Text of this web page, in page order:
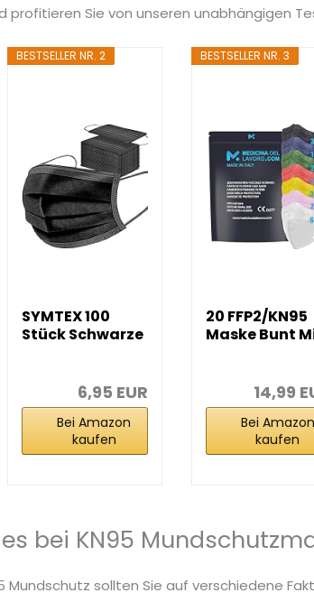
profitieren Sie von unseren unabhängigen
BESTSELLER NR. 2
SYMTEX 100
Stück Schwarze
6,95 EUR
Bei Amazon
kaufen
BESTSELLER NR. 3
20 FFP2/KN95
Maske Bunt
14,99
Bei Amazon
kaufen
bei KN95
Mundschutz sollten Sie auf verschiedene